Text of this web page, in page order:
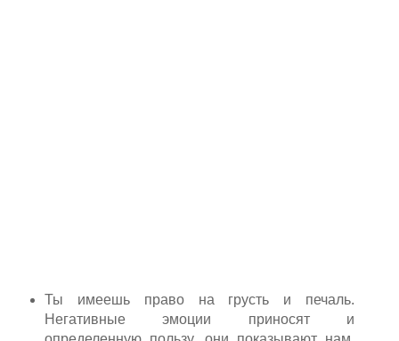
Ты имеешь право на грусть и печаль.
Негативные эмоции приносят и